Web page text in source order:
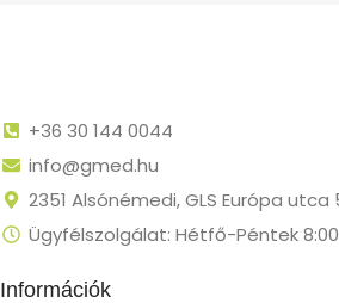
+36 30 144 0044
info@gmed.hu
2351 Alsónémedi, GLS Európa utca
Ügyfélszolgálat: Hétfő-Péntek 8:00
Információk